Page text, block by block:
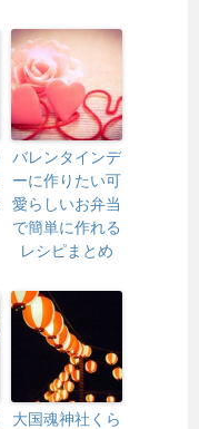
バレンタインデ
ーに作りたい可
愛らしいお弁当
で簡単に作れる
レシピまとめ
大国魂神社くら